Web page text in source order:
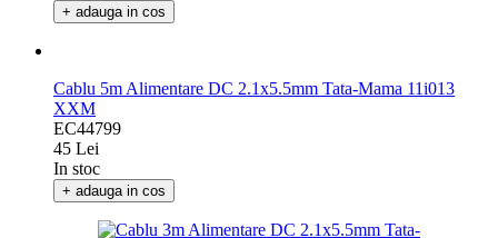
+ adauga in cos
Cablu 5m Alimentare DC 2.1x5.5mm Tata-Mama 11i013
XXM
EC44799
45 Lei
In stoc
+ adauga in cos